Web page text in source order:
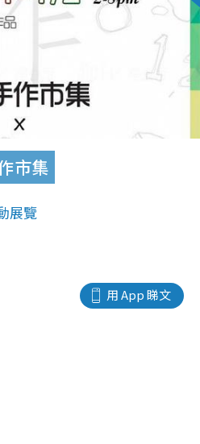
市集
展覽
用 App 睇文